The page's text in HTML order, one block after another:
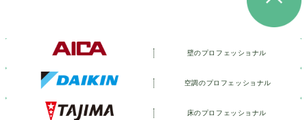
壁のプロフェッショナル
空調のプロフェッショナル
床のプロフェッショナル